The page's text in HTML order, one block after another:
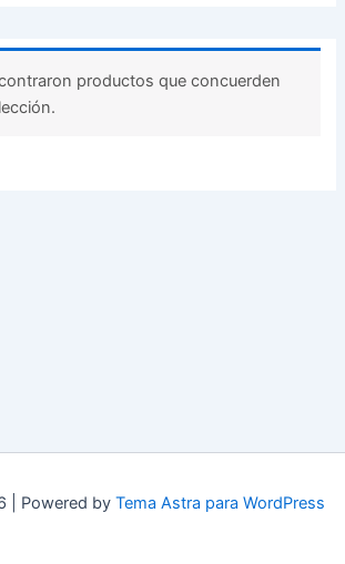
productos que concuerden
| Powered by Tema Astra para WordPress